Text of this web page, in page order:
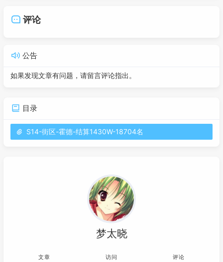
评论
公告
如果发现文章有问题，请留言评论指出。
目录
S14-街区-霍德-结算1430W-18704名
梦太晓
文章 访问 评论